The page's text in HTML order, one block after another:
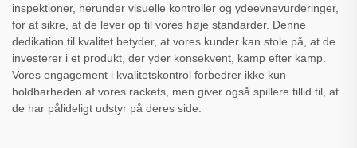
inspektioner, herunder visuelle kontroller og ydeevnevurderinger,
for at sikre, at de lever op til vores høje standarder. Denne
dedikation til kvalitet betyder, at vores kunder kan stole på, at de
investerer i et produkt, der yder konsekvent, kamp efter kamp.
Vores engagement i kvalitetskontrol forbedrer ikke kun
holdbarheden af vores rackets, men giver også spillere tillid til, at
de har pålideligt udstyr på deres side.